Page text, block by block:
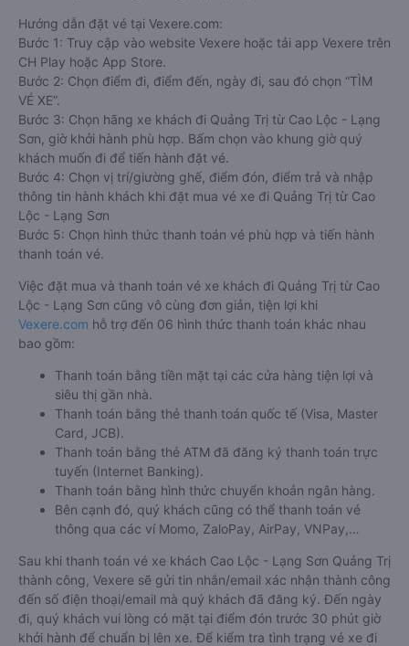
Hướng dẫn đặt vé tại Vexere.com:
Bước 1: Truy cập vào website Vexere hoặc tải app Vexere trên
CH Play hoặc App Store.
Bước 2: Chọn điểm đi, điểm đến, ngày đi, sau đó chọn “TÌM
VÉ XE”.
Bước 3: Chọn hãng xe khách đi Quảng Trị từ Cao Lộc - Lạng
Sơn, giờ khởi hành phù hợp. Bấm chọn vào khung giờ quý
khách muốn đi để tiến hành đặt vé.
Bước 4: Chọn vị trí/giường ghế, điểm đón, điểm trả và nhập
thông tin hành khách khi đặt mua vé xe đi Quảng Trị từ Cao
Lộc - Lạng Sơn
Bước 5: Chọn hình thức thanh toán vé phù hợp và tiến hành
thanh toán vé.
Việc đặt mua và thanh toán vé xe khách đi Quảng Trị từ Cao
Lộc - Lạng Sơn cũng vô cùng đơn giản, tiện lợi khi
Vexere.com hỗ trợ đến 06 hình thức thanh toán khác nhau
bao gồm:
Thanh toán bằng tiền mặt tại các cửa hàng tiện lợi và
siêu thị gần nhà.
Thanh toán bằng thẻ thanh toán quốc tế (Visa, Master
Card, JCB).
Thanh toán bằng thẻ ATM đã đăng ký thanh toán trực
tuyến (Internet Banking).
Thanh toán bằng hình thức chuyển khoản ngân hàng.
Bên cạnh đó, quý khách cũng có thể thanh toán vé
thông qua các ví Momo, ZaloPay, AirPay, VNPay,…
Sau khi thanh toán vé xe khách Cao Lộc - Lạng Sơn Quảng Trị
thành công, Vexere sẽ gửi tin nhắn/email xác nhận thành công
đến số điện thoại/email mà quý khách đã đăng ký. Đến ngày
đi, quý khách vui lòng có mặt tại điểm đón trước 30 phút giờ
khởi hành để chuẩn bị lên xe. Để kiểm tra tình trạng vé xe đi